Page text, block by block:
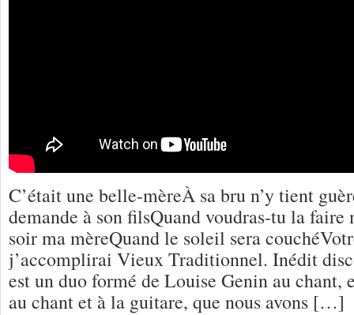
C’était une belle-mèreÀ sa bru n’y tient
demande à son filsQuand voudras-tu la
soir ma mèreQuand le soleil sera
j’accomplirai Vieux Traditionnel. Inédit
est un duo formé de Louise Genin au chant,
au chant et à la guitare, que nous avons […]